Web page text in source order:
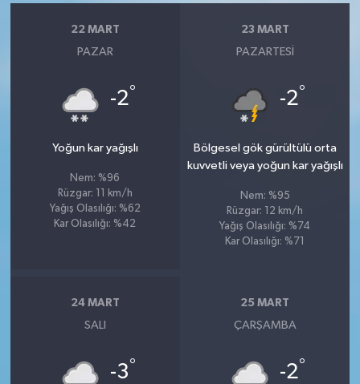
22 MART
PAZAR
-2°
Yoğun kar yağışlı
Nem: %96
Rüzgar: 11 km/h
Yağış Olasılığı: %62
Kar Olasılığı: %42
23 MART
PAZARTESI
-2°
Bölgesel gök gürültülü orta
kuvvetli veya yoğun kar yağışlı
Nem: %95
Rüzgar: 12 km/h
Yağış Olasılığı: %74
Kar Olasılığı: %71
24 MART
SALI
-3°
25 MART
ÇARŞAMBA
-2°